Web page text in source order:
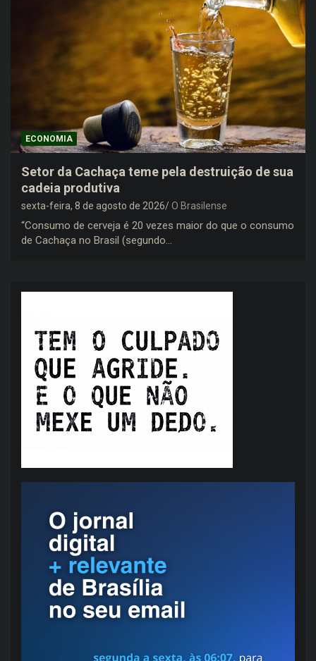
ECONOMIA
Setor da Cachaça teme pela destruição de sua
cadeia produtiva
sexta-feira, 8 de agosto de 2026 O Brasilense
“Consumo de cerveja é 20 vezes maior do que o consumo
de Cachaça no Brasil (segundo…